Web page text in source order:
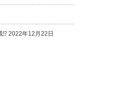
⁉ 2022年12月22日